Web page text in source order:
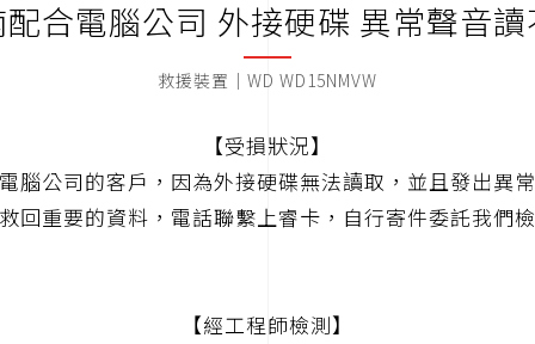
合電腦公司 外接硬碟 異常聲音
救援裝置｜WD WD15NMVW
【受損狀況】
腦公司的客戶，因為外接硬碟無法讀取，並且發出異
回重要的資料，電話聯繫上睿卡，自行寄件委託我們
【經工程師檢測】